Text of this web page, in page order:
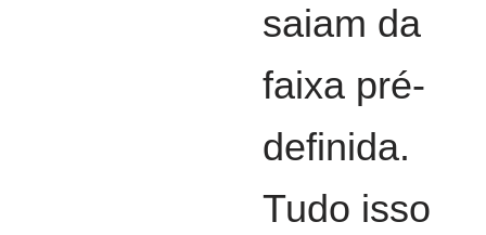
saiam da
faixa pré-
definida.
Tudo isso